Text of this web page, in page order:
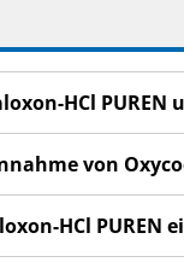
bemerken,
in dieser
HCl
von
HCl PUREN